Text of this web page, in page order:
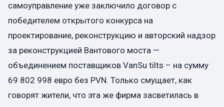
самоуправление уже заключило договор с
победителем открытого конкурса на
проектирование, реконструкцию и авторский надзор
за реконструкцией Вантового моста —
объединением поставщиков VanSu tilts – на сумму
69 802 998 евро без PVN. Только смущает, как
говорят жители, что эта же фирма засветилась в